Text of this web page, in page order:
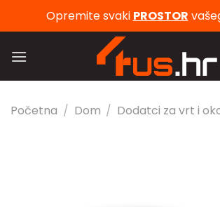
Opremite svaki PROSTOR
Početna / Dom / Dodatci za vrt i